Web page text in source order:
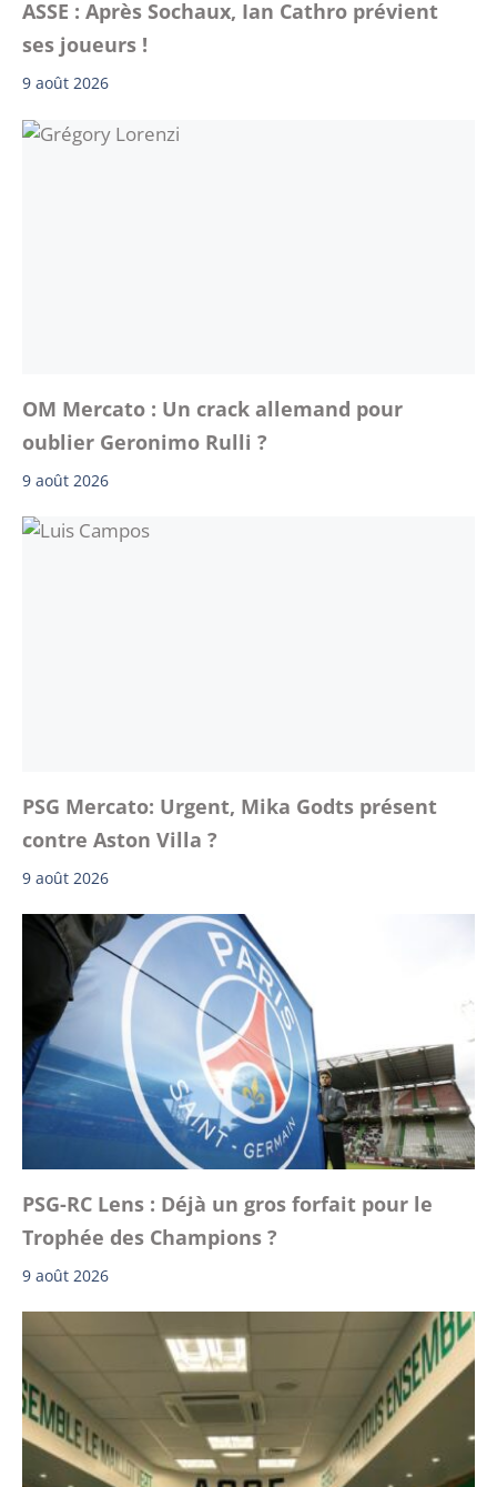
ASSE : Après Sochaux, Ian Cathro prévient
ses joueurs !
9 août 2026
OM Mercato : Un crack allemand pour
oublier Geronimo Rulli ?
9 août 2026
PSG Mercato: Urgent, Mika Godts présent
contre Aston Villa ?
9 août 2026
PSG-RC Lens : Déjà un gros forfait pour le
Trophée des Champions ?
9 août 2026